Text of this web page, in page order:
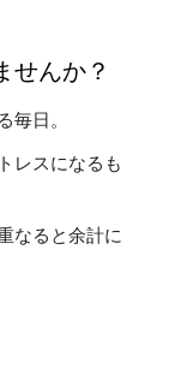
せんか？
毎日。
レスになるも
なると余計に